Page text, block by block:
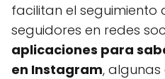
facilitan el seguimiento
seguidores en redes
aplicaciones para
en Instagram,